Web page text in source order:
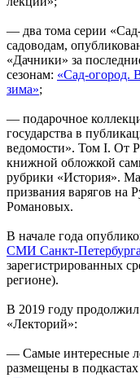
— два тома серии
садоводам,
«Дачники» за
сезонам: «Сад-огород.
зима»;
— подарочное
государства в
ведомости». Том I. От
книжной обложкой
рубрики «История».
призвания варягов на
Романовых.
В начале года
СМИ Санкт-
зарегистрированных
регионе).
В 2019 году продолжил
«Лекторий»:
— Самые интересные
размещены в